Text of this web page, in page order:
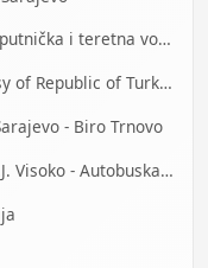
MAK Parts & Service - Autodijelovi za putnička i teretna vozila Gračanica
Ambasada Republike Turske - Embassy of Republic of Turkey
- Biro Trnovo
Centrotrans-Eurolines dd Sarajevo - P.J. Visoko - Autobuska stanica